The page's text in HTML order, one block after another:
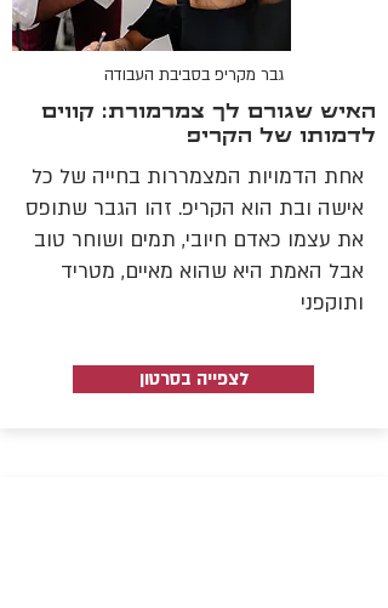
גבר מקריפ בסביבת העבודה
האיש שגורם לך צמרמורת: קווים
לדמותו של הקריפ
אחת הדמויות המצמררות בחייה של כל
אישה ובת הוא הקריפ. זהו הגבר שתופס
את עצמו כאדם חיובי, תמים ושוחר טוב
אבל האמת היא שהוא מאיים, מטריד
ותוקפני
לצפייה בסרטון